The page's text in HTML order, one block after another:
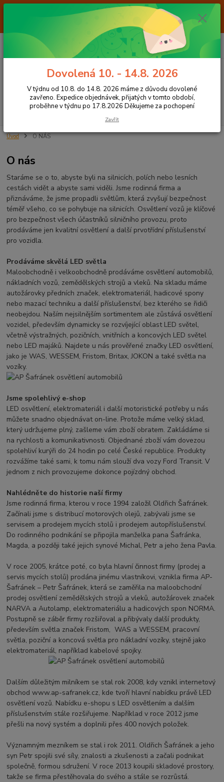
Od 7.8. do 14.8. 2026 máme z důvodu dovolené ZAVŘENO. Expedice
objednávek, přijatých v tomto období, proběhne v týdnu po 17.8.2026
Děkujeme za pochopení
CZK
Hledat
+420 605 283 713
za0,00 Kč
Úvod O NÁS
O nás
Staráme se o to, abyste byli na silnicích, polích nebo lesních
cestách vidět a abyste sami viděli. Jsme rodinná firma a
přiznáváme, že jsme propadli světlům, která zvyšují bezpečnost
téměř všeho, co se pohybuje na silnicích. Osvětlení vozů je klíčové
pro bezpečnost všech účastníků silničního provozu, proto
prodáváme jen kvalitní osvětlení a další prvotřídní příslušenství
pro vozidla.
Prodáváme skvělá LED světla
Maloobchodně i velkoobchodně prodáváme osvětlení automobilů,
nákladních vozů, zemědělských strojů a vleků. Na skladu máme
autožárovky předních značek, elektromateriál, hadicové spony
nebo mazací techniku a další příslušenství, bez kterého se řidiči
neobejdou. Naším nejsilnějším sortimentem ale zůstává osvětlení
vozidel, především dynamicky se rozvíjející oblast LED světel,
včetně výstražných, pozičních, vnitřních a koncových LED světel
nebo LED majáků. Najdete u nás prověřené značky LED osvětlení,
jako je WAS, WESSEM, Fristom, Britax, JOKON a také světla na
vozíky.
Jsme spolehlivý e-shop
LED osvětlení, elektromateriál i další motoristické potřeby u nás
můžete snadno objednávat on-line. Protože máme velký sklad,
který udržujeme plný, zašleme vám zboží obratem. Zakládáme si
na rychlosti a komunikativnosti. Objednané zboží vám dovezou
spolehliví kurýři do 24 hodin po celé České republice. Produkty
rozvážíme také sami, k tomu nám slouží dva vozy Ford Transit. V
jednom z nich provozujeme dokonce pojízdný obchod.
Nahlédněte do historie naší firmy
Jsme rodinná firma, kterou v roce 1994 založil Oldřich Šafránek.
Začínali jsme s distribucí motorových olejů, zabývali jsme se
servisem a prodejem mycích stolů i prodejem autopříslušenství.
Do rodinného podnikání se připojila manželka pana Šafránka,
Magda, a později také jejich synové Michal, Petr a jeho žena Pavla.
V roce 2005, krátce poté, co byla hlavní činnost firmy (prodej a
servis mycích stolů) prodána jinému vlastníkovi, vznikla firma AP-
Šafránek – Petr Šafránek, která se zaměřila na maloobchodní
prodej osvětlení zemědělských strojů a vleků, autožárovek značek
NARVA a Autolamp, elektromateriálu a hadicových spon NORMA.
Postupně se záběr firmy rozšiřoval a přibývaly další produkty,
především světla značek Fristom, WAS a WESSEM, pracovní
světla, poziční a koncová světla pro nákladní vozíky, stejně jako
elektromateriál, například kabelové spojky.
Dalším důležitým milníkem se stal rok 2008, kdy vznikl internetový
obchod www.ap-safranek.cz, kde tvoří hlavní nabídku právě LED
osvětlení vozů. Nabídku e-shopu s LED osvětlením a dalším
příslušenstvím stále rozšiřujeme. Například v roce 2012 jsme
přešli na nový systém a doplnili přes 400 nových položek.
Významným mezníkem se stal i rok 2011. Oldřich Šafránek a jeho
syn Petr spojili své síly, znalosti a zkušenosti a začali podnikat
společně, formou sdružení. V roce 2013 koupili skladové prostory,
takže se firma přestěhovala do svého a stále se rozrůstá.
Dovolená 10. - 14.8. 2026
V týdnu od 10.8. do 14.8. 2026 máme z důvodu dovolené
zavřeno. Expedice objednávek, přijatých v tomto období,
proběhne v týdnu po 17.8.2026 Děkujeme za pochopení
Zavřít